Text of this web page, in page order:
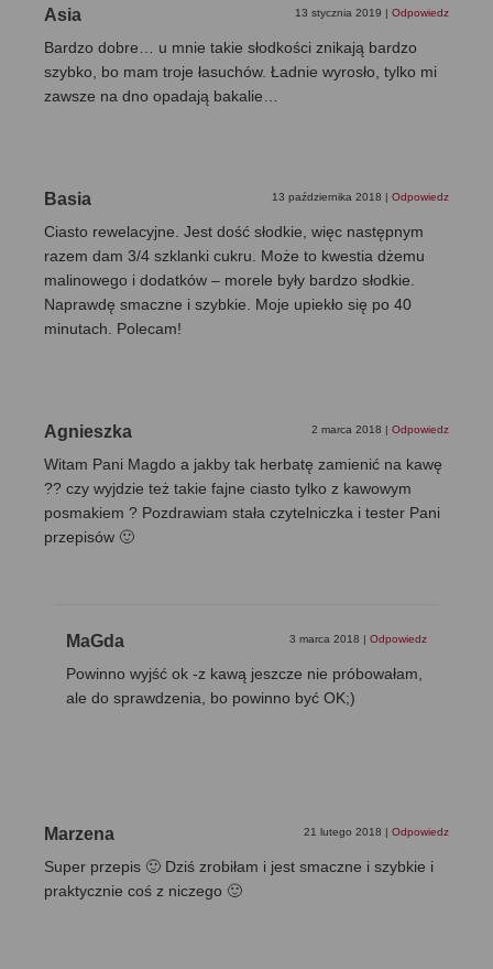
Asia 13 stycznia 2019 | Odpowiedz
Bardzo dobre… u mnie takie słodkości znikają bardzo
szybko, bo mam troje łasuchów. Ładnie wyrosło, tylko mi
zawsze na dno opadają bakalie…
Basia 13 października 2018 | Odpowiedz
Ciasto rewelacyjne. Jest dość słodkie, więc następnym
razem dam 3/4 szklanki cukru. Może to kwestia dżemu
malinowego i dodatków – morele były bardzo słodkie.
Naprawdę smaczne i szybkie. Moje upiekło się po 40
minutach. Polecam!
Agnieszka 2 marca 2018 | Odpowiedz
Witam Pani Magdo a jakby tak herbatę zamienić na kawę
?? czy wyjdzie też takie fajne ciasto tylko z kawowym
posmakiem ? Pozdrawiam stała czytelniczka i tester Pani
przepisów 🙂
MaGda 3 marca 2018 | Odpowiedz
Powinno wyjść ok -z kawą jeszcze nie próbowałam,
ale do sprawdzenia, bo powinno być OK;)
Marzena 21 lutego 2018 | Odpowiedz
Super przepis 🙂 Dziś zrobiłam i jest smaczne i szybkie i
praktycznie coś z niczego 🙂